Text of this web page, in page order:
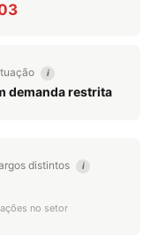
i
demanda restrita
distintos i
no setor